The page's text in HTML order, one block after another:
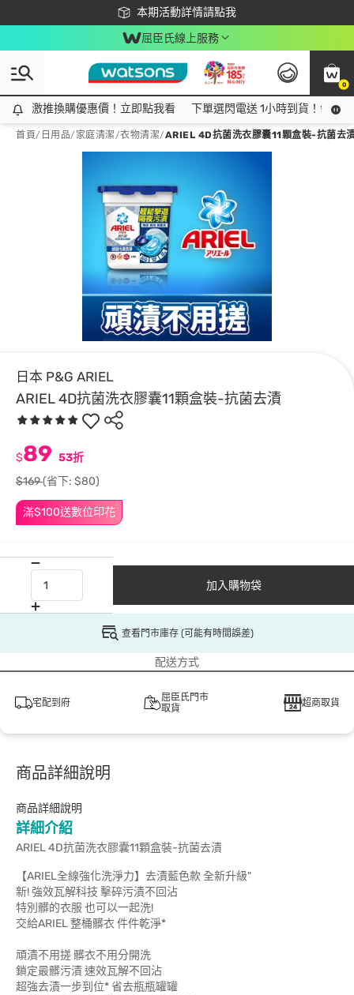
本期活動詳情請點我
下載app最高回饋$350
屈臣氏線上服務
0
激推換購優惠價！立即點我看
激推換購優惠價！立即點我看 下單選閃電送 1小時到貨！領神
首頁/ 日用品/ 家庭清潔/衣物清潔/ARIEL 4D抗菌洗衣膠囊11顆盒裝-抗菌去
日本 P&G ARIEL
ARIEL 4D抗菌洗衣膠囊11顆盒裝-抗菌去漬
滿$100送數位印花
$89 53折
$169(省下: $80)
加入購物袋
查看門市庫存 (可能有時間誤差)
配送方式
宅配到府
屈臣氏門市
取貨
超商取貨
商品詳細說明
商品詳細說明
詳細介紹
ARIEL 4D抗菌洗衣膠囊11顆盒裝-抗菌去漬
【ARIEL全線強化洗淨力】去漬藍色款 全新升級"
新! 強效瓦解科技 擊碎污漬不回沾
特別髒的衣服 也可以一起洗!
交給ARIEL 整桶髒衣 件件乾淨*
頑漬不用搓 髒衣不用分開洗
鎖定最髒污漬 速效瓦解不回沾
超強去漬一步到位* 省去瓶瓶罐罐